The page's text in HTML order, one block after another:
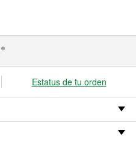
®
Estatus de tu orden